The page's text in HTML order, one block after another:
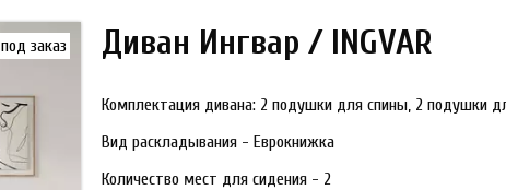
под заказ Диван Ингвар / INGVAR
Комплектация дивана: 2 подушки для спины, 2 подушки
Вид раскладывания - Еврокнижка
Количество мест для сидения - 2